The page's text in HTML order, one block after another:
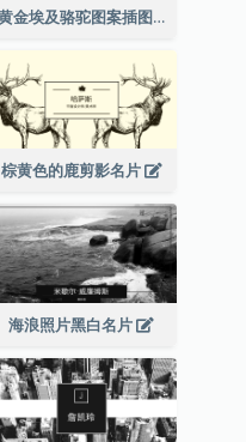
黄金埃及骆驼图案插图名片
棕黄色的鹿剪影名片
海浪照片黑白名片